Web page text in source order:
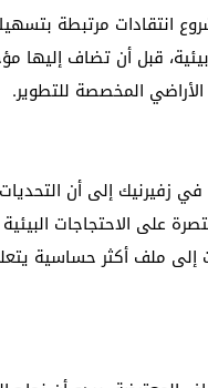
انتقادات مرتبطة
قبل أن تضاف إليها
المخصصة للتطوير.
زفيرنيك إلى أن
على الاحتجاجات
إلى ملف أكثر حساسية